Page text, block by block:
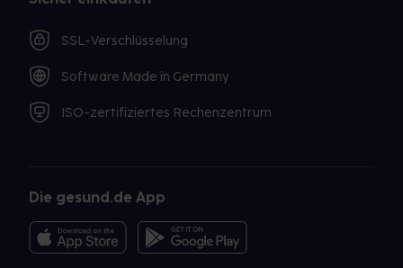
SSL-Verschlüsselung
Software Made in Germany
ISO-zertifiziertes Rechenzentrum
Die gesund.de App